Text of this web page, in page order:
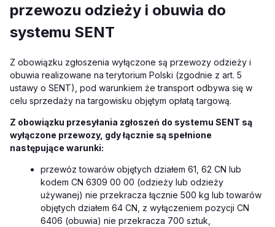
przewozu odzieży i obuwia do
systemu SENT
Z obowiązku zgłoszenia wyłączone są przewozy odzieży i
obuwia realizowane na terytorium Polski (zgodnie z art. 5
ustawy o SENT), pod warunkiem że transport odbywa się w
celu sprzedaży na targowisku objętym opłatą targową.
Z obowiązku przesyłania zgłoszeń do systemu SENT są
wyłączone przewozy, gdy łącznie są spełnione
następujące warunki:
przewóz towarów objętych działem 61, 62 CN lub
kodem CN 6309 00 00 (odzieży lub odzieży
używanej) nie przekracza łącznie 500 kg lub towarów
objętych działem 64 CN, z wyłączeniem pozycji CN
6406 (obuwia) nie przekracza 700 sztuk,